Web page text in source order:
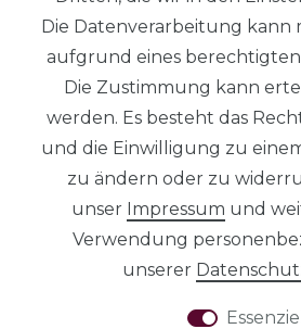
Die Datenverarbeitung kann
aufgrund eines
Die Zustimmung kann
werden. Es besteht das
und die Einwilligung zu
zu ändern oder zu
unser Impressum und
Verwendung
unserer
Essenziell
Widerrufs­recht
VERTRAG